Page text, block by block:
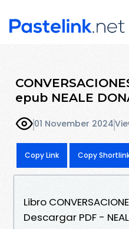
epub NEALE
01 November 2024
Copy Link Copy
Libro
Descargar PDF -